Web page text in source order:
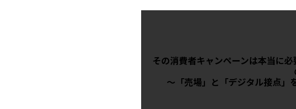
その消費者キャンペーンは本当に
～「売場」と「デジタル接点」